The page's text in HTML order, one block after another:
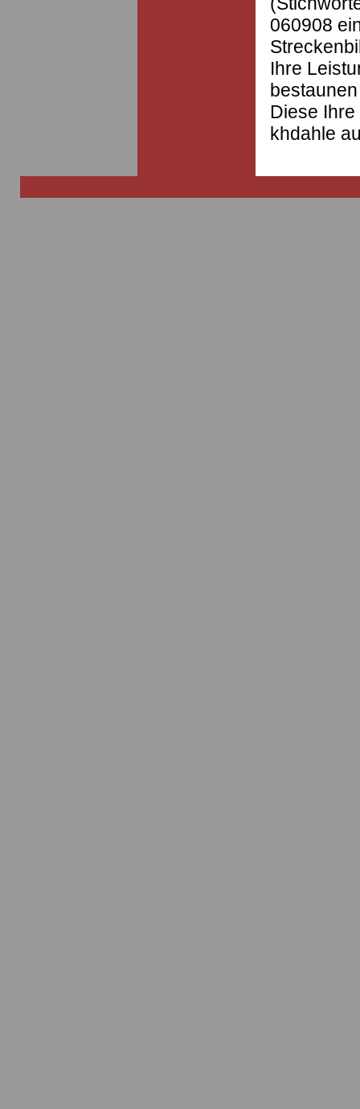
060908
Ihre
Diese
khdahle